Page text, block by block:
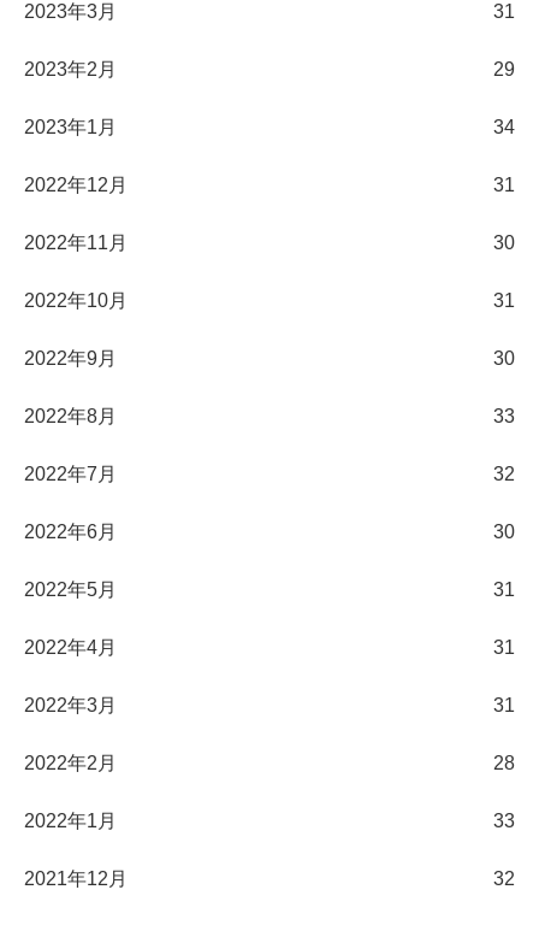
2023年3月 31
2023年2月 29
2023年1月 34
2022年12月 31
2022年11月 30
2022年10月 31
2022年9月 30
2022年8月 33
2022年7月 32
2022年6月 30
2022年5月 31
2022年4月 31
2022年3月 31
2022年2月 28
2022年1月 33
2021年12月 32